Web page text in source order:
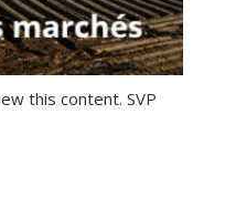
this content. SVP